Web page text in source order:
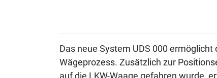
Das neue System UDS 000
Wägeprozess. Zusätzlich zur